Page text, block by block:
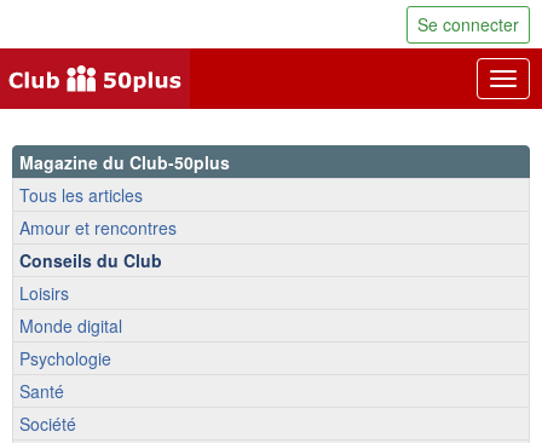
Se connecter
Magazine du Club-50plus
Tous les articles
Amour et rencontres
Conseils du Club
Loisirs
Monde digital
Psychologie
Santé
Société